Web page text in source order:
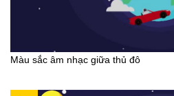
Màu sắc âm nhạc giữa thủ đô